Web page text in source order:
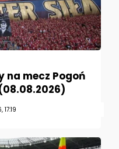
na mecz Pogoń